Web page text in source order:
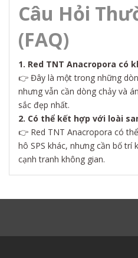
Câu Hỏi
(FAQ)
1. Red TNT Anacropora có
👉 Đây là một trong những
nhưng vẫn cần dòng chảy và
sắc đẹp nhất.
2. Có thể kết hợp với loài
👉 Red TNT Anacropora có
hô SPS khác, nhưng cần bố trí
cạnh tranh không gian.